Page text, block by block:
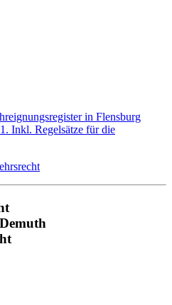
in Flensburg
Inkl. Regelsätze für die